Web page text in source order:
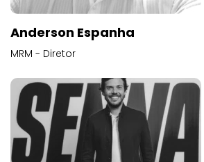
Anderson Espanha
MRM - Diretor